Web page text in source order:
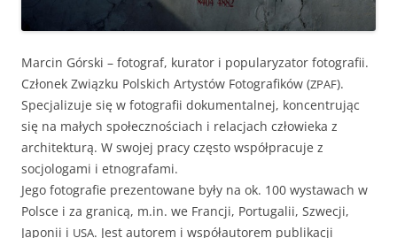
Marcin Górs­ki – fotograf, kura­tor i pop­u­laryza­tor fotografii.
Członek Związku Pol­s­kich Artys­tów Fotografików (ZPAF).
Spec­jal­izu­je się w fotografii doku­men­tal­nej, kon­cen­tru­jąc
się na małych społecznoś­ci­ach i relac­jach człowieka z
architek­turą. W swo­jej pra­cy częs­to współpracu­je z
socjologa­mi i etnografami.
Jego fotografie prezen­towane były na ok. 100 wys­tawach w
Polsce i za granicą, m.in. we Francji, Por­tu­galii, Szwecji,
Japonii i USA. Jest autorem i współau­torem pub­likacji